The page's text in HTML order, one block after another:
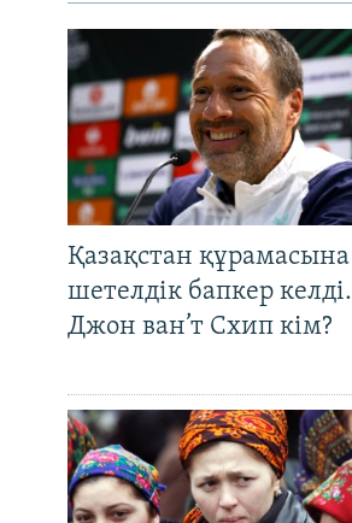
Қазақстан құрамасына
шетелдік бапкер келді.
Джон ван’т Схип кім?